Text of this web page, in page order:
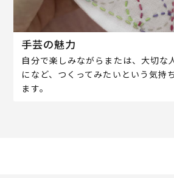
手芸の魅力
自分で楽しみながらまたは、大切な
になど、つくってみたいという気持
ます。